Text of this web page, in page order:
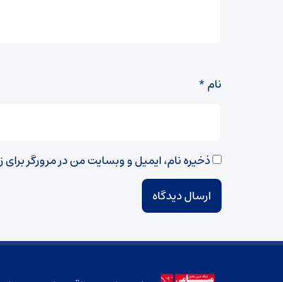
نام*
ذخیره نام، ایمیل و وبسایت من در مرورگر